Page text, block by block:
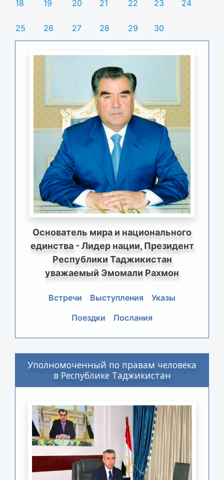
18 19 20 21 22 23 24
25 26 27 28 29 30
Основатель мира и национального
единства - Лидер нации, Президент
Республики Таджикистан
уважаемый Эмомали Рахмон
Встречи Выступления
Указы
Поездки
Послания
Уполномоченный по правам человека
в Республике Таджикистан